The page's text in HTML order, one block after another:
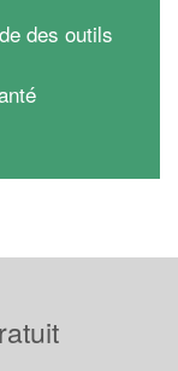
des outils